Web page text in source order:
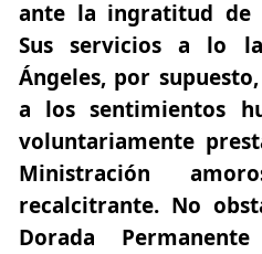
ante la ingratitud de
Sus servicios a lo
Ángeles, por
a los sentimientos
voluntariamente
Ministración
recalcitrante. No
Dorada